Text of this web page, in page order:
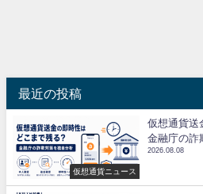
最近の投稿
仮想通貨ニュース
仮想通貨送
金融庁の詐
2026.08.08